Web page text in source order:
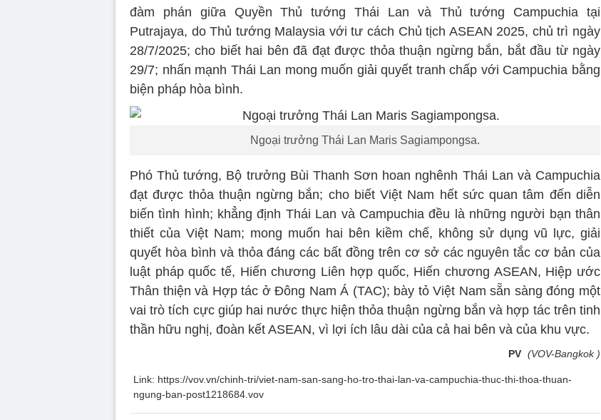
đàm phán giữa Quyền Thủ tướng Thái Lan và Thủ tướng Campuchia tại
Putrajaya, do Thủ tướng Malaysia với tư cách Chủ tịch ASEAN 2025, chủ trì ngày
28/7/2025; cho biết hai bên đã đạt được thỏa thuận ngừng bắn, bắt đầu từ ngày
29/7; nhấn mạnh Thái Lan mong muốn giải quyết tranh chấp với Campuchia bằng
biện pháp hòa bình.
Ngoại trưởng Thái Lan Maris Sagiampongsa.
Phó Thủ tướng, Bộ trưởng Bùi Thanh Sơn hoan nghênh Thái Lan và Campuchia
đạt được thỏa thuận ngừng bắn; cho biết Việt Nam hết sức quan tâm đến diễn
biến tình hình; khẳng định Thái Lan và Campuchia đều là những người bạn thân
thiết của Việt Nam; mong muốn hai bên kiềm chế, không sử dụng vũ lực, giải
quyết hòa bình và thỏa đáng các bất đồng trên cơ sở các nguyên tắc cơ bản của
luật pháp quốc tế, Hiến chương Liên hợp quốc, Hiến chương ASEAN, Hiệp ước
Thân thiện và Hợp tác ở Đông Nam Á (TAC); bày tỏ Việt Nam sẵn sàng đóng một
vai trò tích cực giúp hai nước thực hiện thỏa thuận ngừng bắn và hợp tác trên tinh
thần hữu nghị, đoàn kết ASEAN, vì lợi ích lâu dài của cả hai bên và của khu vực.
PV (VOV-Bangkok )
Link: https://vov.vn/chinh-tri/viet-nam-san-sang-ho-tro-thai-lan-va-campuchia-thuc-thi-thoa-thuan-
ngung-ban-post1218684.vov